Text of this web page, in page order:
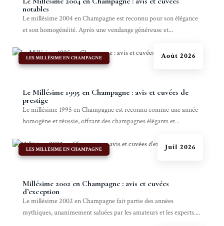
notables
Août 2026
Le millésime 2004 en Champagne est reconnu pour son élégance
et son homogénéité. Après une vendange généreuse et...
Le Millésime 1995 en Champagne : avis et cuvées de
prestige
Juil 2026
LES MILLÉSIME EN CHAMPAGNE
Le millésime 1995 en Champagne est reconnu comme une année
homogène et réussie, offrant des champagnes élégants et...
Millésime 2002 en Champagne : avis et cuvées
d’exception
LES MILLÉSIME EN CHAMPAGNE
Le millésime 2002 en Champagne fait partie des années
mythiques, unanimement saluées par les amateurs et les experts....